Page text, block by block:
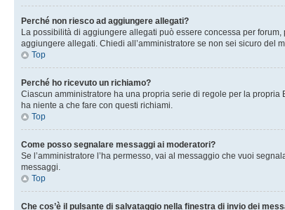
Perché non riesco ad aggiungere allegati?
La possibilità di aggiungere allegati può essere concessa per
aggiungere allegati. Chiedi all’amministratore se non sei sicuro del
Top
Perché ho ricevuto un richiamo?
Ciascun amministratore ha una propria serie di regole per la
ha niente a che fare con questi richiami.
Top
Come posso segnalare messaggi ai moderatori?
Se l’amministratore l’ha permesso, vai al messaggio che vuoi
messaggi.
Top
Che cos’è il pulsante di salvataggio nella finestra di invio dei